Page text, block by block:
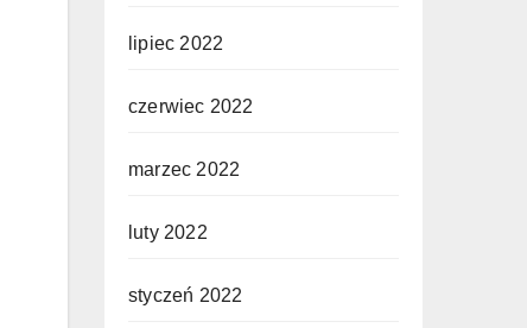
lipiec 2022
czerwiec 2022
marzec 2022
luty 2022
styczeń 2022